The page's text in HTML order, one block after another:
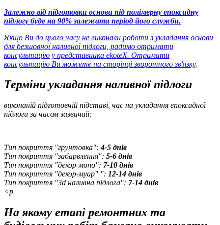
Залежно від підготовки основи під полімерну епоксидну
підлогу буде на 90% залежати період його служби.
Якщо Ви до цього часу не виконали роботи з укладання основи
для безшовної наливної підлоги, радимо отримати
консультацію у представника ekoteX. Отримати
консультацію Ви можете на сторінці зворотного зв'язку.
Терміни укладання наливної підлоги
виконаній підготовчій підставі, час на укладання епоксидної
підлоги за часом зазвичай:
Тип покриття "грунтовка":4-5 днів
Тип покриття "забарвлення": 5-6 днів
Тип покриття "декор-моно": 7-10 днів
Тип покриття "декор-муар" ": 12-14 днів
Тип покриття "3d наливна підлога": 7-14 днів
<p
На якому етапі ремонтних та